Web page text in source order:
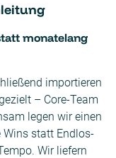
monatelang
importieren
– Core-Team
legen wir einen
statt Endlos-
Wir liefern